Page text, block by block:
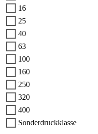
16
25
40
63
100
160
250
320
400
Sonderdruckklasse